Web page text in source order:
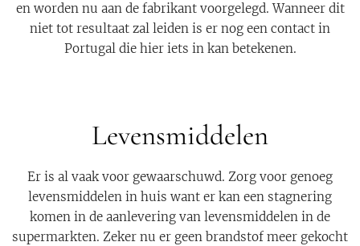
en worden nu aan de fabrikant voorgelegd. Wanneer dit
niet tot resultaat zal leiden is er nog een contact in
Portugal die hier iets in kan betekenen.
Levensmiddelen
Er is al vaak voor gewaarschuwd. Zorg voor genoeg
levensmiddelen in huis want er kan een stagnering
komen in de aanlevering van levensmiddelen in de
supermarkten. Zeker nu er geen brandstof meer gekocht